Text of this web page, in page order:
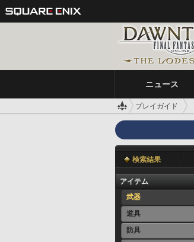
ニュース
プレイガイド
検索結果
アイテム
武器
道具
防具